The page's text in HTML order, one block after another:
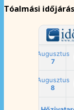
Tóalmási időjárás